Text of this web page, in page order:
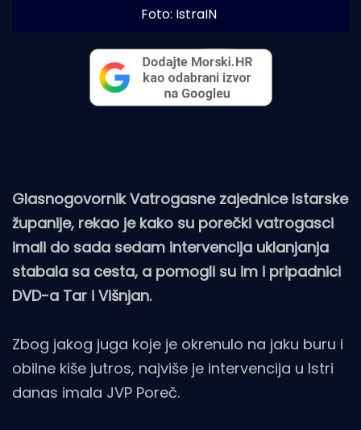
Foto: IstraIN
Glasnogovornik Vatrogasne zajednice Istarske
županije, rekao je kako su porečki vatrogasci
imali do sada sedam intervencija uklanjanja
stabala sa cesta, a pomogli su im i pripadnici
DVD-a Tar i Višnjan.
Zbog jakog juga koje je okrenulo na jaku buru i
obilne kiše jutros, najviše je intervencija u Istri
danas imala JVP Poreč.